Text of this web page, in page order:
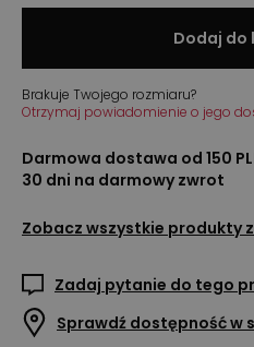
Dodaj do
Brakuje Twojego rozmiaru?
Otrzymaj powiadomienie o jego
Darmowa dostawa od 150
30 dni na darmowy zwrot
Zobacz wszystkie produkty z
Zadaj pytanie do tego
Sprawdź dostępność w